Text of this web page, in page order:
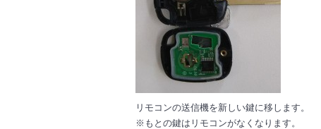
リモコンの送信機を新しい鍵に移します。
※もとの鍵はリモコンがなくなります。